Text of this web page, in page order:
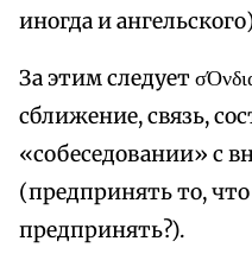
иногда и
За этим следует
сближение, связь,
«собеседовании» с
(предпринять то,
предпринять?).